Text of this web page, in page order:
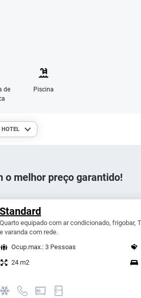
de
Piscina
HOTEL
o melhor preço garantido!
Standard
Quarto equipado com ar condicionado, frigobar,
e varanda com rede.
Ocup.max.: 3 Pessoas
24 m2